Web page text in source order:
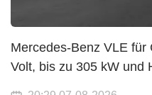
Mercedes-Benz VLE
Volt, bis zu 305 kW und